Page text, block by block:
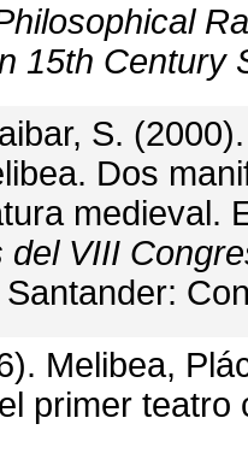
15th Century
S.
Dos
medieval.
del VIII
Melibea,
primer